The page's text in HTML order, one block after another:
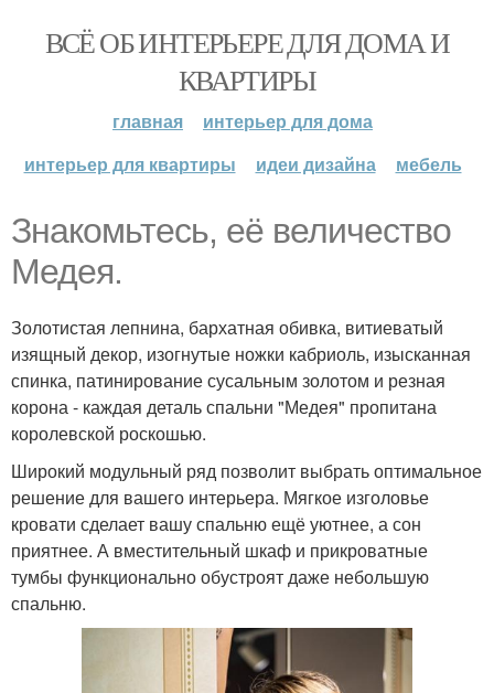
ВСЁ ОБ ИНТЕРЬЕРЕ ДЛЯ ДОМА И
КВАРТИРЫ
главная
интерьер для дома
интерьер для квартиры
идеи дизайна мебель
Знакомьтесь, её величество
Медея.
Золотистая лепнина, бархатная обивка, витиеватый
изящный декор, изогнутые ножки кабриоль, изысканная
спинка, патинирование сусальным золотом и резная
корона - каждая деталь спальни "Медея" пропитана
королевской роскошью.
Широкий модульный ряд позволит выбрать оптимальное
решение для вашего интерьера. Мягкое изголовье
кровати сделает вашу спальню ещё уютнее, а сон
приятнее. А вместительный шкаф и прикроватные
тумбы функционально обустроят даже небольшую
спальню.